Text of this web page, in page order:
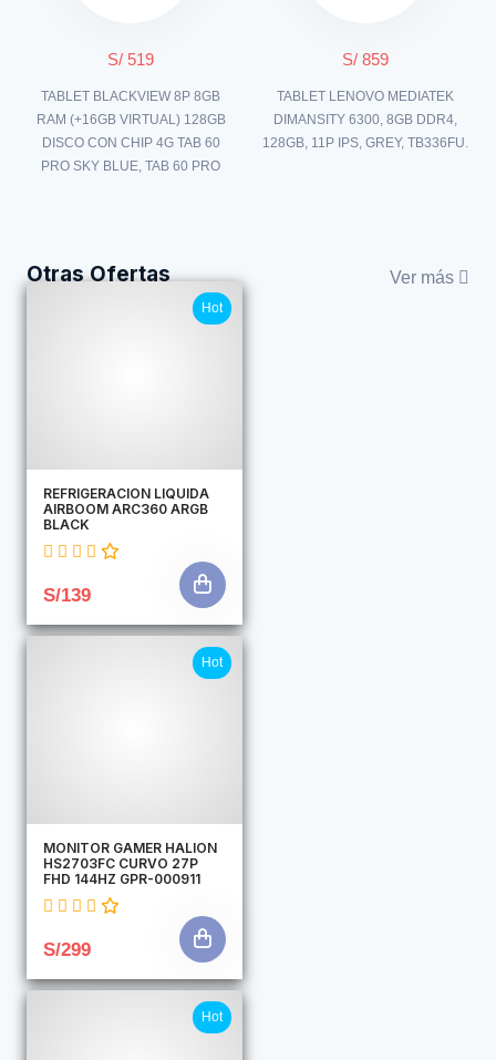
S/ 519
TABLET BLACKVIEW 8P 8GB
RAM (+16GB VIRTUAL) 128GB
DISCO CON CHIP 4G TAB 60
PRO SKY BLUE, TAB 60 PRO
S/ 859
TABLET LENOVO MEDIATEK
DIMANSITY 6300, 8GB DDR4,
128GB, 11P IPS, GREY, TB336FU.
Otras Ofertas Ver más
Hot
REFRIGERACION LIQUIDA
AIRBOOM ARC360 ARGB
BLACK
S/139
Hot
MONITOR GAMER HALION
HS2703FC CURVO 27P
FHD 144HZ GPR-000911
S/299
Hot